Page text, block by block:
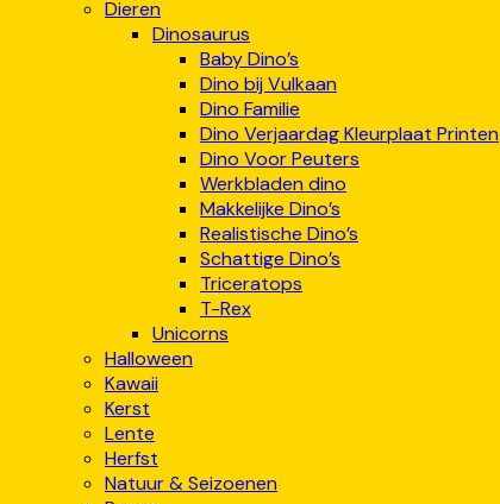
Dieren
Dinosaurus
Baby Dino’s
Dino bij Vulkaan
Dino Familie
Dino Verjaardag Kleurplaat Printen
Dino Voor Peuters
Werkbladen dino
Makkelijke Dino’s
Realistische Dino’s
Schattige Dino’s
Triceratops
T-Rex
Unicorns
Halloween
Kawaii
Kerst
Lente
Herfst
Natuur & Seizoenen